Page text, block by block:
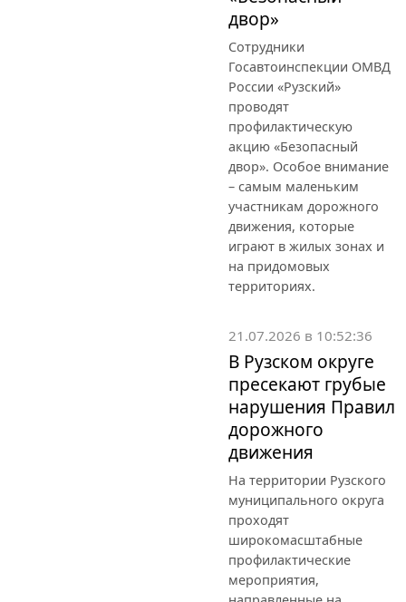
двор»
Сотрудники
Госавтоинспекции ОМВД
России «Рузский»
проводят
профилактическую
акцию «Безопасный
двор». Особое внимание
– самым маленьким
участникам дорожного
движения, которые
играют в жилых зонах и
на придомовых
территориях.
21.07.2026 в 10:52:36
В Рузском округе
пресекают грубые
нарушения Правил
дорожного
движения
На территории Рузского
муниципального округа
проходят
широкомасштабные
профилактические
мероприятия,